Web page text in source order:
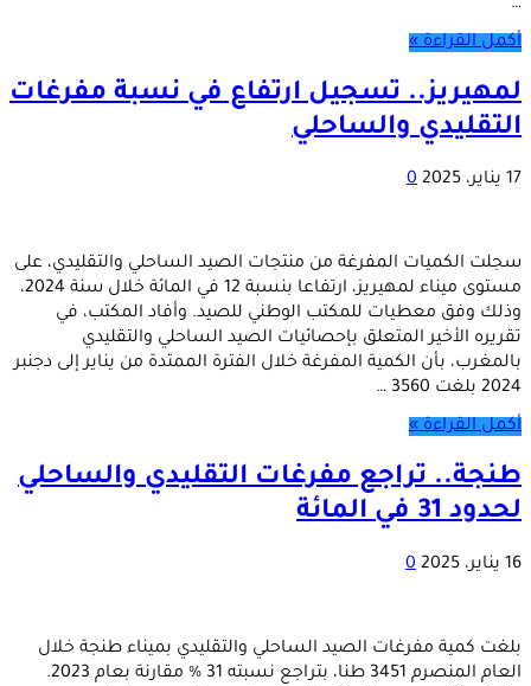
…
أكمل القراءة »
لمهيريز.. تسجيل ارتفاع في نسبة مفرغات
التقليدي والساحلي
17 يناير، 2025 0
سجلت الكميات المفرغة من منتجات الصيد الساحلي والتقليدي، على
مستوى ميناء لمهيريز، ارتفاعا بنسبة 12 في المائة خلال سنة 2024،
وذلك وفق معطيات للمكتب الوطني للصيد. وأفاد المكتب، في
تقريره الأخير المتعلق بإحصائيات الصيد الساحلي والتقليدي
بالمغرب، بأن الكمية المفرغة خلال الفترة الممتدة من يناير إلى دجنبر
2024 بلغت 3560 …
أكمل القراءة »
طنجة.. تراجع مفرغات التقليدي والساحلي
لحدود 31 في المائة
16 يناير، 2025 0
بلغت كمية مفرغات الصيد الساحلي والتقليدي بميناء طنجة خلال
العام المنصرم 3451 طنا، بتراجع نسبته 31 % مقارنة بعام 2023.